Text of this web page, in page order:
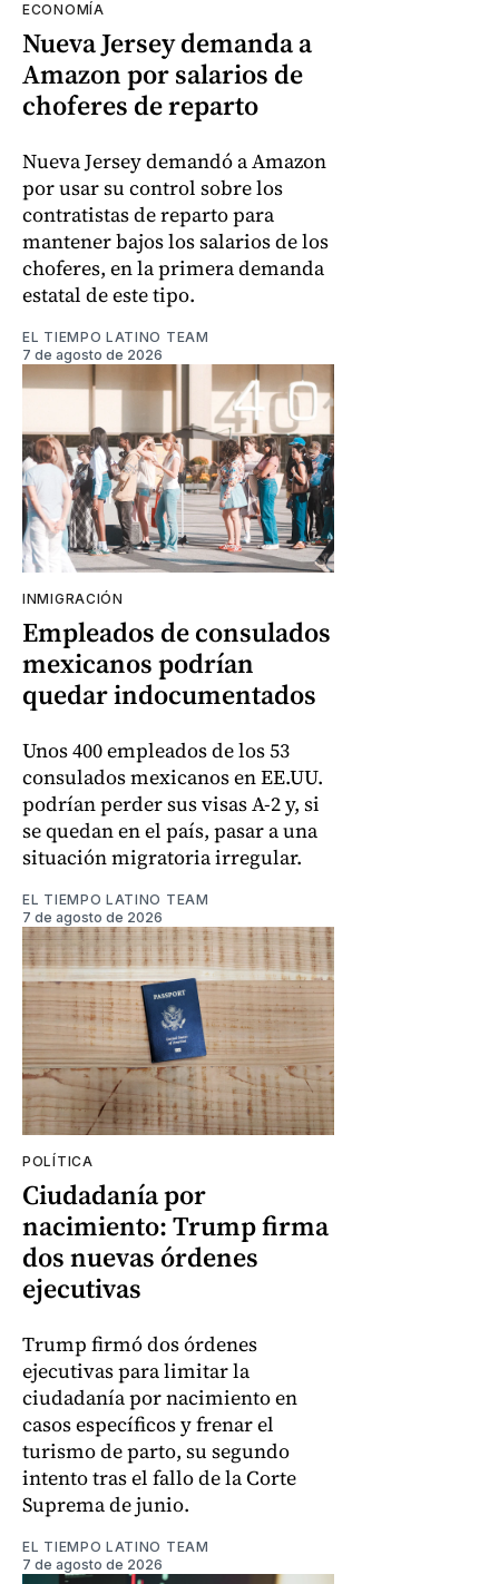
ECONOMÍA
Nueva Jersey demanda a
Amazon por salarios de
choferes de reparto
Nueva Jersey demandó a Amazon
por usar su control sobre los
contratistas de reparto para
mantener bajos los salarios de los
choferes, en la primera demanda
estatal de este tipo.
EL TIEMPO LATINO TEAM
7 de agosto de 2026
INMIGRACIÓN
Empleados de consulados
mexicanos podrían
quedar indocumentados
Unos 400 empleados de los 53
consulados mexicanos en EE.UU.
podrían perder sus visas A-2 y, si
se quedan en el país, pasar a una
situación migratoria irregular.
EL TIEMPO LATINO TEAM
7 de agosto de 2026
POLÍTICA
Ciudadanía por
nacimiento: Trump firma
dos nuevas órdenes
ejecutivas
Trump firmó dos órdenes
ejecutivas para limitar la
ciudadanía por nacimiento en
casos específicos y frenar el
turismo de parto, su segundo
intento tras el fallo de la Corte
Suprema de junio.
EL TIEMPO LATINO TEAM
7 de agosto de 2026